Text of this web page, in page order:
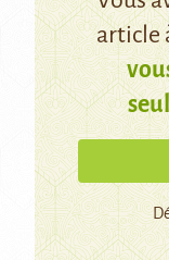
article